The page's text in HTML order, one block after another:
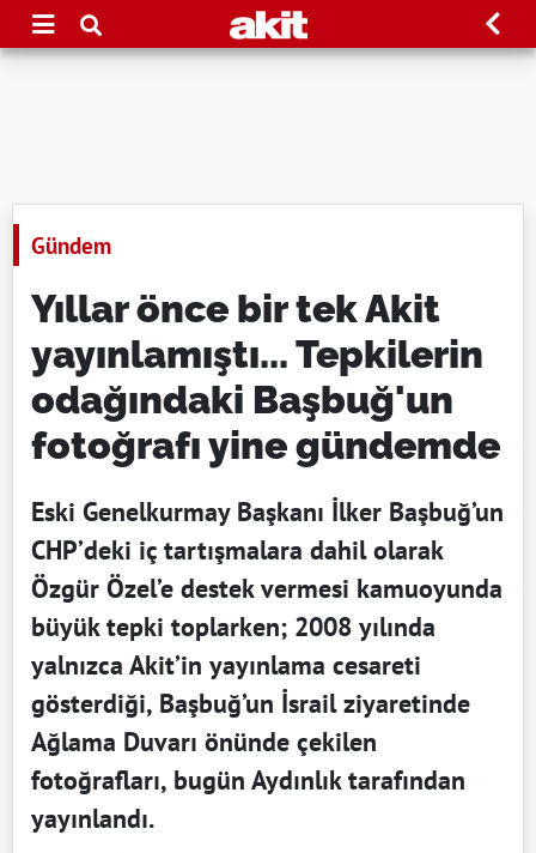
Gündem
Yıllar önce bir tek Akit
yayınlamıştı... Tepkilerin
odağındaki Başbuğ'un
fotoğrafı yine gündemde
Eski Genelkurmay Başkanı İlker Başbuğ’un
CHP’deki iç tartışmalara dahil olarak
Özgür Özel’e destek vermesi kamuoyunda
büyük tepki toplarken; 2008 yılında
yalnızca Akit’in yayınlama cesareti
gösterdiği, Başbuğ’un İsrail ziyaretinde
Ağlama Duvarı önünde çekilen
fotoğrafları, bugün Aydınlık tarafından
yayınlandı.